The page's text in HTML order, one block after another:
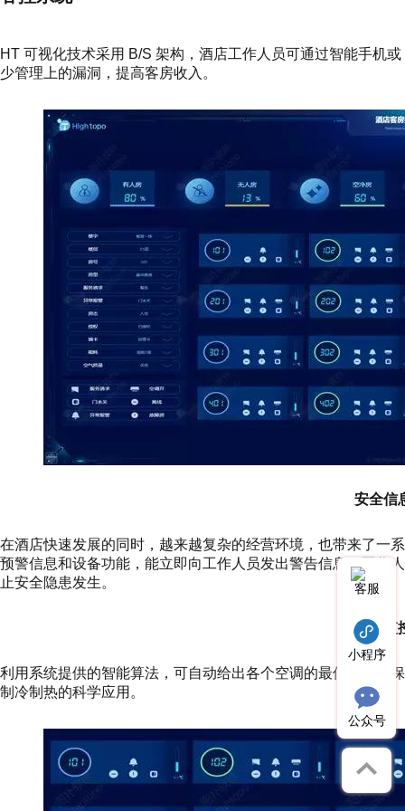
HT 可视化技术采用 B/S 架构，酒店工作人员可通过智能手机
少管理上的漏洞，提高客房收入。
安全信
在酒店快速发展的同时，越来越复杂的经营环境，也带来了一
预警信息和设备功能，能立即向工作人员发出警告信息，工作
止安全隐患发生。
节能监
利用系统提供的智能算法，可自动给出各个空调的最佳功率，
制冷制热的科学应用。
客服
小程序
公众号